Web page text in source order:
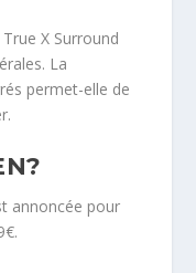
X Surround
La
permet-elle de
annoncée pour